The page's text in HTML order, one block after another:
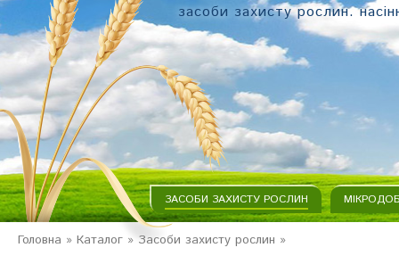
засоби захисту рослин.
ЗАСОБИ ЗАХИСТУ РОСЛИН
Головна » Каталог » Засоби захисту рослин »